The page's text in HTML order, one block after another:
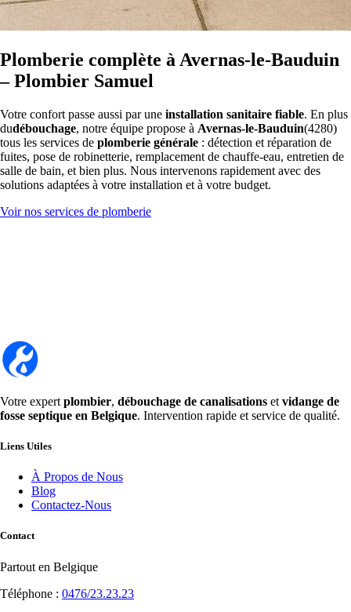
Plomberie complète à Avernas-le-Bauduin
– Plombier Samuel
Votre confort passe aussi par une installation sanitaire fiable. En plus
dudébouchage, notre équipe propose à Avernas-le-Bauduin(4280)
tous les services de plomberie générale : détection et réparation de
fuites, pose de robinetterie, remplacement de chauffe-eau, entretien de
salle de bain, et bien plus. Nous intervenons rapidement avec des
solutions adaptées à votre installation et à votre budget.
Voir nos services de plomberie
Votre expert plombier, débouchage de canalisations et vidange de
fosse septique en Belgique. Intervention rapide et service de qualité.
Liens Utiles
À Propos de Nous
Blog
Contactez-Nous
Contact
Partout en Belgique
Téléphone : 0476/23.23.23